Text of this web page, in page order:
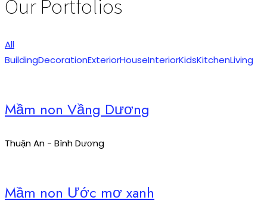
All
BuildingDecorationExteriorHouseInteriorKidsKitchenLiving
Mầm non Vầng Dương
Thuận An - Bình Dương
Mầm non Ước mơ xanh